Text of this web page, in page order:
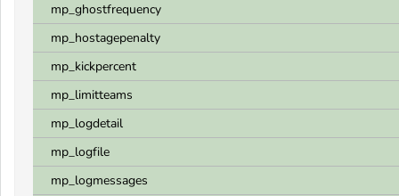
mp_ghostfrequency
mp_hostagepenalty
mp_kickpercent
mp_limitteams
mp_logdetail
mp_logfile
mp_logmessages